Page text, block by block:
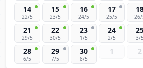
14
22/5
15
23/5
16
24/5
17
25/5
18
26/
21
29/5
22
30/5
23
1/5
24
2/5
25
3/5
28
6/5
29
7/5
30
8/5
1 2